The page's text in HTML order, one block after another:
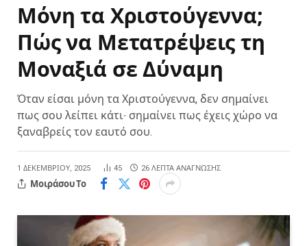
Μόνη τα Χριστούγεννα;
Πώς να Μετατρέψεις τη
Μοναξιά σε Δύναμη
Όταν είσαι μόνη τα Χριστούγεννα, δεν σημαίνει
πως σου λείπει κάτι∙ σημαίνει πως έχεις χώρο να
ξαναβρείς τον εαυτό σου.
1 ΔΕΚΕΜΒΡΊΟΥ, 2025 45 26 ΛΕΠΤΆ ΑΝΆΓΝΩΣΗΣ
Μοιράσου Το